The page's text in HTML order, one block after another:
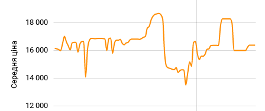
Середня ціна
12 000
14 000
16 000
18 000